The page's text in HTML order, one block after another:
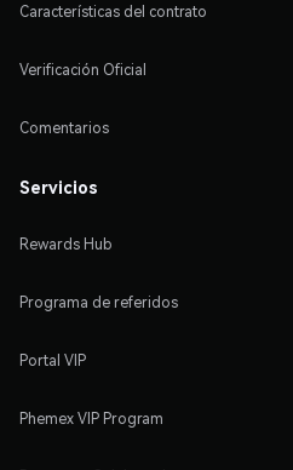
Características del contrato
Verificación Oficial
Comentarios
Servicios
Rewards Hub
Programa de referidos
Portal VIP
Phemex VIP Program